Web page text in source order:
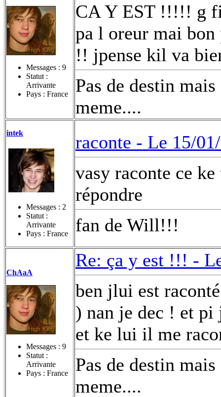
Messages : 9
Statut :
Arrivante
Pays : France
CA Y EST !!!!! g
pa l oreur mai
!! jpense kil va
Pas de destin
meme....
intek
Messages : 2
Statut :
Arrivante
Pays : France
raconte - Le 15/
vasy raconte ce
répondre
fan de Will!!!
ChAaA
Messages : 9
Statut :
Arrivante
Pays : France
Re: ça y est !!! -
ben jlui est
) nan je dec ! et
et ke lui il me
Pas de destin
meme....